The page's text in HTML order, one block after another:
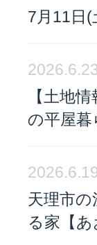
7月11日
【土地
の平屋暮
天理市
る家【